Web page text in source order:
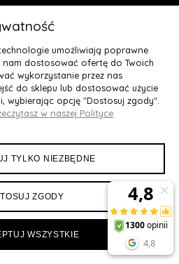
All rights reserved
Shoper Premium
umożliwiają poprawne
nam dostosować ofertę do Twoich
wykorzystanie przez nas
do sklepu lub dostosować użycie
wybierając opcję "Dostosuj zgody".
w naszej Polityce
TYLKO NIEZBĘDNE
ZGODY
WSZYSTKIE